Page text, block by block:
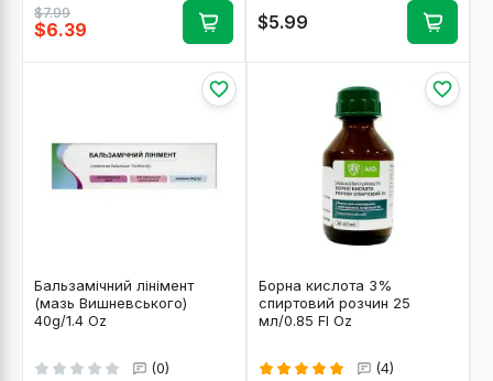
$6.39
$7.99 $5.99
Бальзамічний лінімент
(мазь Вишневського)
40g/1.4 Oz
(0)
Борна кислота 3%
спиртовий розчин 25
мл/0.85 Fl Oz
(4)